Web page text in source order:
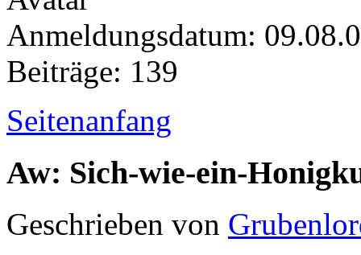
Anmeldungsdatum:
Beiträge: 139
Seitenanfang
Aw: Sich-wie-ein-
Geschrieben von